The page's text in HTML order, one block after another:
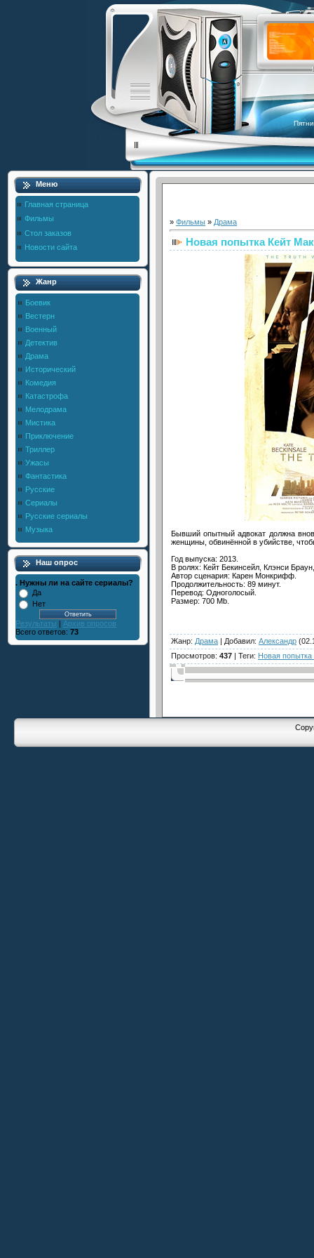
Меню
Главная страница
Фильмы
Стол заказов
Новости сайта
Жанр
Боевик
Вестерн
Военный
Детектив
Драма
Исторический
Комедия
Катастрофа
Мелодрама
Мистика
Приключение
Триллер
Ужасы
Фантастика
Русские
Сериалы
Русские сериалы
Музыка
Наш опрос
. Нужны ли на сайте сериалы?
Да
Нет
Результаты | Архив опросов
Всего ответов: 73
» Фильмы » Драма
Новая попытка Кейт
Бывший опытный адвокат должна
женщины, обвинённой в убийстве,
Год выпуска: 2013.
В ролях: Кейт Бекинсейл, Клэнси
Автор сценария: Карен Монкрифф.
Продолжительность: 89 минут.
Перевод: Одноголосый.
Размер: 700 Mb.
Жанр: Драма | Добавил: Александр
Просмотров: 437 | Теги: Новая